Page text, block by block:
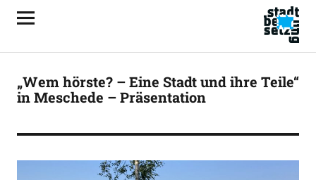
„Wem hörste? – Eine Stadt und ihre Teile“
in Meschede – Präsentation